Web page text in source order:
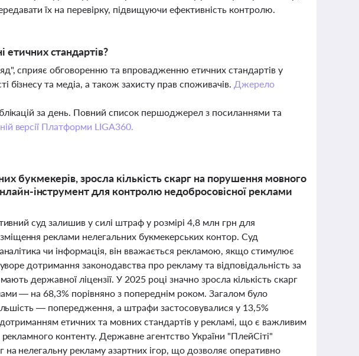
їх на перевірку, підвищуючи ефективність контролю.
стандартів?
сприяє обговоренню та впровадженню етичних стандартів у
бізнесу та медіа, а також захисту прав споживачів. Джерело
за день. Повний список першоджерел з посиланнями та
версії Платформи LIGA360.
букмекерів, зросла кількість скарг на порушення мовного
інструмент для контролю недобросовісної реклами
суд залишив у силі штраф у розмірі 4,8 млн грн для
реклами нелегальних букмекерських контор. Суд
чи інформація, він вважається рекламою, якщо стимулює
дотримання законодавства про рекламу та відповідальність за
державної ліцензії. У 2025 році значно зросла кількість скарг
— на 68,3% порівняно з попереднім роком. Загалом було
— попередження, а штрафи застосовувалися у 13,5%
етичних та мовних стандартів у рекламі, що є важливим
контенту. Державне агентство України "ПлейСіті"
нелегальну рекламу азартних ігор, що дозволяє оперативно